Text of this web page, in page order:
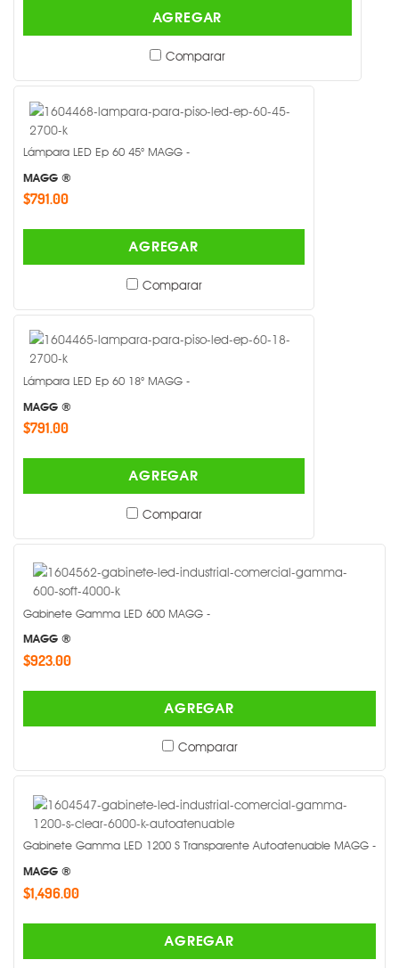
AGREGAR
Comparar
Lámpara LED Ep 60 45° MAGG -
MAGG ®
$791.00
AGREGAR
Comparar
Lámpara LED Ep 60 18° MAGG -
MAGG ®
$791.00
AGREGAR
Comparar
Gabinete Gamma LED 600 MAGG -
MAGG ®
$923.00
AGREGAR
Comparar
Gabinete Gamma LED 1200 S Transparente Autoatenuable MAGG -
MAGG ®
$1,496.00
AGREGAR